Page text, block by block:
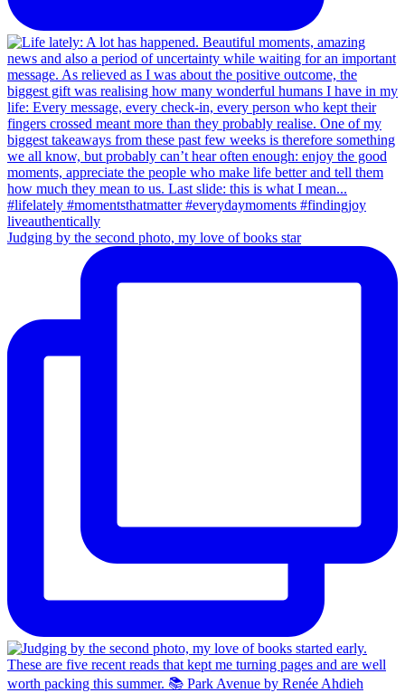
Judging by the second photo, my love of books star